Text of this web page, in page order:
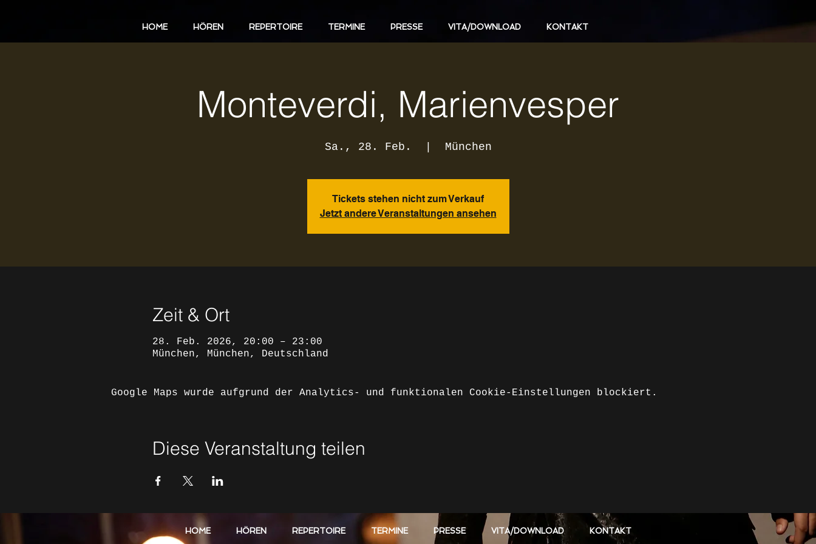
HOME HÖREN REPERTOIRE TERMINE PRESSE VITA/DOWNLOAD KONTAKT
Monteverdi, Marienvesper
Sa., 28. Feb. München
Tickets stehen nicht zum Verkauf
Jetzt andere Veranstaltungen ansehen
Zeit & Ort
28. Feb. 2026, 20:00 – 23:00
München, München, Deutschland
Google Maps wurde aufgrund der Analytics- und funktionalen Cookie-Einstellungen blockiert.
Diese Veranstaltung teilen
HOME HÖREN REPERTOIRE TERMINE PRESSE VITA/DOWNLOAD KONTAKT